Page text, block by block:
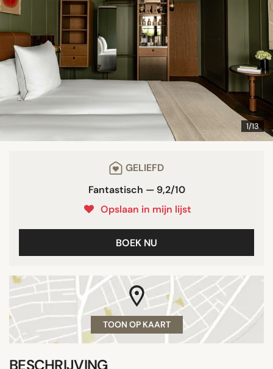
1/13
GELIEFD
Fantastisch — 9,2/10
Opslaan in mijn lijst
BOEK NU
TOON OP KAART
BESCHRIJVING